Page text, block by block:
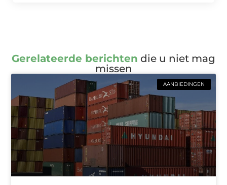
Gerelateerde berichten die u niet mag
missen
AANBIEDINGEN